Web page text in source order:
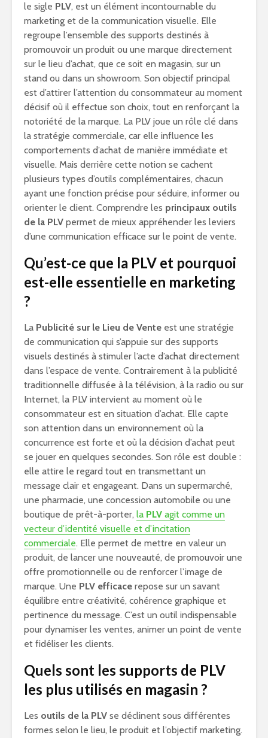
le sigle PLV, est un élément incontournable du
marketing et de la communication visuelle. Elle
regroupe l’ensemble des supports destinés à
promouvoir un produit ou une marque directement
sur le lieu d’achat, que ce soit en magasin, sur un
stand ou dans un showroom. Son objectif principal
est d’attirer l’attention du consommateur au moment
décisif où il effectue son choix, tout en renforçant la
notoriété de la marque. La PLV joue un rôle clé dans
la stratégie commerciale, car elle influence les
comportements d’achat de manière immédiate et
visuelle. Mais derrière cette notion se cachent
plusieurs types d’outils complémentaires, chacun
ayant une fonction précise pour séduire, informer ou
orienter le client. Comprendre les principaux outils
de la PLV permet de mieux appréhender les leviers
d’une communication efficace sur le point de vente.
Qu’est-ce que la PLV et pourquoi
est-elle essentielle en marketing
?
La Publicité sur le Lieu de Vente est une stratégie
de communication qui s’appuie sur des supports
visuels destinés à stimuler l’acte d’achat directement
dans l’espace de vente. Contrairement à la publicité
traditionnelle diffusée à la télévision, à la radio ou sur
Internet, la PLV intervient au moment où le
consommateur est en situation d’achat. Elle capte
son attention dans un environnement où la
concurrence est forte et où la décision d’achat peut
se jouer en quelques secondes. Son rôle est double :
elle attire le regard tout en transmettant un
message clair et engageant. Dans un supermarché,
une pharmacie, une concession automobile ou une
boutique de prêt-à-porter, la PLV agit comme un
vecteur d’identité visuelle et d’incitation
commerciale. Elle permet de mettre en valeur un
produit, de lancer une nouveauté, de promouvoir une
offre promotionnelle ou de renforcer l’image de
marque. Une PLV efficace repose sur un savant
équilibre entre créativité, cohérence graphique et
pertinence du message. C’est un outil indispensable
pour dynamiser les ventes, animer un point de vente
et fidéliser les clients.
Quels sont les supports de PLV
les plus utilisés en magasin ?
Les outils de la PLV se déclinent sous différentes
formes selon le lieu, le produit et l’objectif marketing.